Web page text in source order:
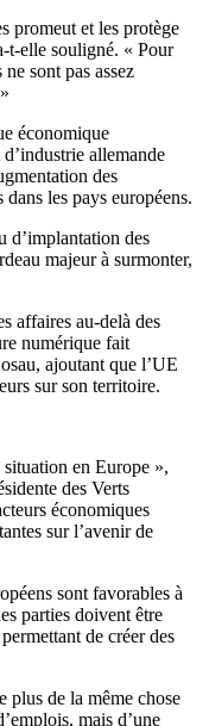
promeut et les protège
t-elle souligné. « Pour
sont pas assez
économique
allemande
des
les pays européens.
d’implantation des
majeur à surmonter,
affaires au-delà des
numérique fait
ajoutant que l’UE
sur son territoire.
en Europe »,
des Verts
économiques
sur l’avenir de
sont favorables à
parties doivent être
de créer des
plus de la même chose
mais d’une